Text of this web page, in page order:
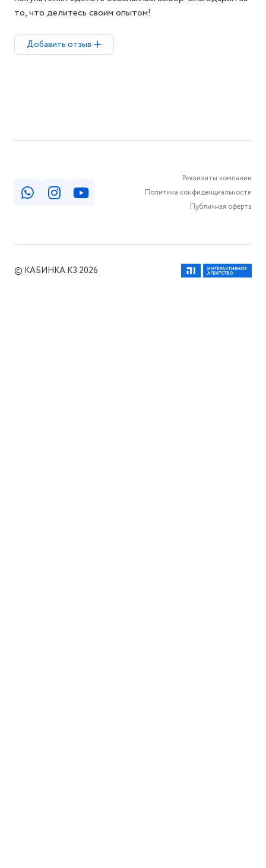
то, что делитесь своим опытом!
Добавить отзыв
Реквизиты компании
Политика конфиденциальности
Публичная оферта
© КАБИНКА.КЗ 2026